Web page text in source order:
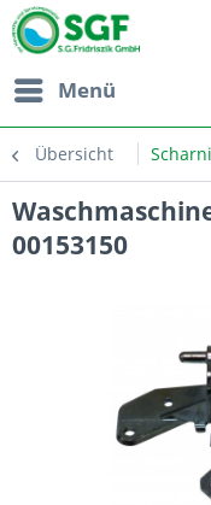
Menü
Übersicht
00153150